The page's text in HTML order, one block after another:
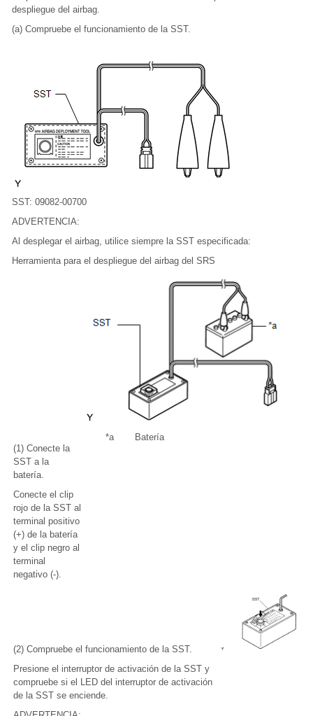
despliegue del airbag.
(a) Compruebe el funcionamiento de la SST.
SST: 09082-00700
ADVERTENCIA:
Al desplegar el airbag, utilice siempre la SST especificada:
Herramienta para el despliegue del airbag del SRS
(1) Conecte la
SST a la
batería.
Conecte el clip
rojo de la SST al
terminal positivo
(+) de la batería
y el clip negro al
terminal
negativo (-).
*a Batería
(2) Compruebe el funcionamiento de la SST.
Presione el interruptor de activación de la SST y
compruebe si el LED del interruptor de activación
de la SST se enciende.